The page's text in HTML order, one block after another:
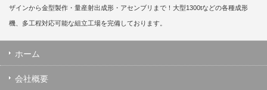
ザインから金型製作・量産射出成形・アセンブリまで！大型1300tなどの各種成形
機、多工程対応可能な組立工場を完備しております。
ホーム
会社概要